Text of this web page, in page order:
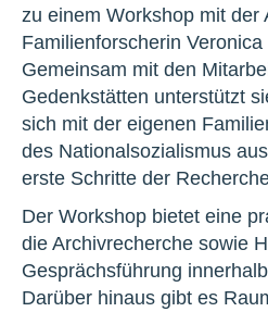
zu einem Workshop mit der
Familienforscherin
Gemeinsam mit den
Gedenkstätten unterstützt
sich mit der eigenen
des Nationalsozialismus
erste Schritte der
Der Workshop bietet eine
die Archivrecherche sowie
Gesprächsführung
Darüber hinaus gibt es